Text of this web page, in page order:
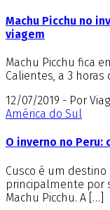
Machu Picchu no
viagem
Machu Picchu fica
Calientes, a 3 horas
12/07/2019 - Por
América do Sul
O inverno no Peru:
Cusco é um
principalmente por
Machu Picchu. A […]